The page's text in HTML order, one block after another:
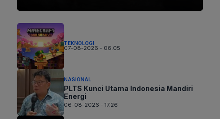
TEKNOLOGI
07-08-2026 - 06.05
NASIONAL
PLTS Kunci Utama Indonesia Mandiri
Energi
06-08-2026 - 17.26